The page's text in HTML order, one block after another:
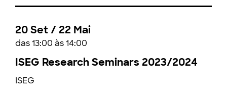
20 Set / 22 Mai
das 13:00 às 14:00
ISEG Research Seminars 2023/2024
ISEG